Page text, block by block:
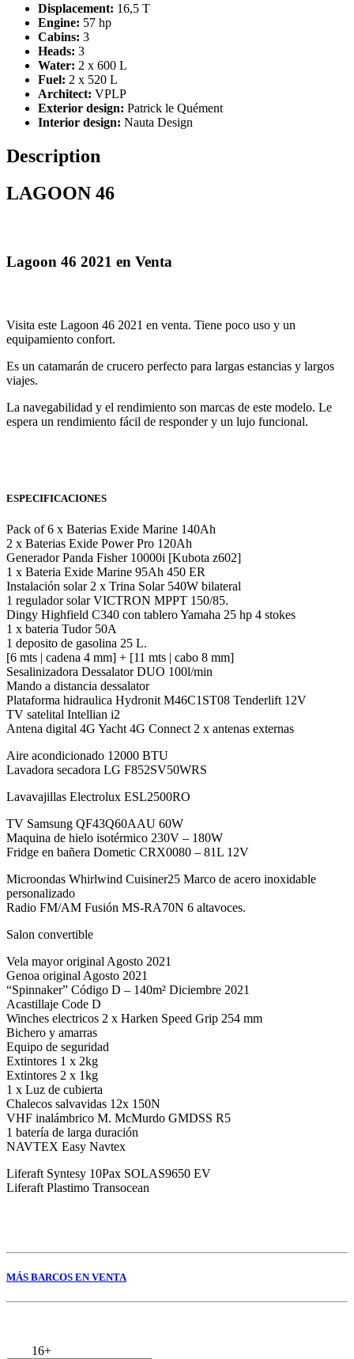
Displacement: 16,5 T
Engine: 57 hp
Cabins: 3
Heads: 3
Water: 2 x 600 L
Fuel: 2 x 520 L
Architect: VPLP
Exterior design: Patrick le Quément
Interior design: Nauta Design
Description
LAGOON 46
Lagoon 46 2021 en Venta
Visita este Lagoon 46 2021 en venta. Tiene poco uso y un
equipamiento confort.
Es un catamarán de crucero perfecto para largas estancias y largos
viajes.
La navegabilidad y el rendimiento son marcas de este modelo. Le
espera un rendimiento fácil de responder y un lujo funcional.
ESPECIFICACIONES
Pack of 6 x Baterias Exide Marine 140Ah
2 x Baterias Exide Power Pro 120Ah
Generador Panda Fisher 10000i [Kubota z602]
1 x Bateria Exide Marine 95Ah 450 ER
Instalación solar 2 x Trina Solar 540W bilateral
1 regulador solar VICTRON MPPT 150/85.
Dingy Highfield C340 con tablero Yamaha 25 hp 4 stokes
1 x bateria Tudor 50A
1 deposito de gasolina 25 L.
[6 mts | cadena 4 mm] + [11 mts | cabo 8 mm]
Sesalinizadora Dessalator DUO 100l/min
Mando a distancia dessalator
Plataforma hidraulica Hydronit M46C1ST08 Tenderlift 12V
TV satelital Intellian i2
Antena digital 4G Yacht 4G Connect 2 x antenas externas
Aire acondicionado 12000 BTU
Lavadora secadora LG F852SV50WRS
Lavavajillas Electrolux ESL2500RO
TV Samsung QF43Q60AAU 60W
Maquina de hielo isotérmico 230V – 180W
Fridge en bañera Dometic CRX0080 – 81L 12V
Microondas Whirlwind Cuisiner25 Marco de acero inoxidable
personalizado
Radio FM/AM Fusión MS-RA70N 6 altavoces.
Salon convertible
Vela mayor original Agosto 2021
Genoa original Agosto 2021
“Spinnaker” Código D – 140m² Diciembre 2021
Acastillaje Code D
Winches electricos 2 x Harken Speed Grip 254 mm
Bichero y amarras
Equipo de seguridad
Extintores 1 x 2kg
Extintores 2 x 1kg
1 x Luz de cubierta
Chalecos salvavidas 12x 150N
VHF inalámbrico M. McMurdo GMDSS R5
1 batería de larga duración
NAVTEX Easy Navtex
Liferaft Syntesy 10Pax SOLAS9650 EV
Liferaft Plastimo Transocean
MÁS BARCOS EN VENTA
16+